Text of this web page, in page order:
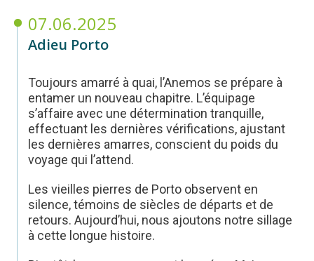
07.06.2025
Adieu Porto
Toujours amarré à quai, l’Anemos se prépare à
entamer un nouveau chapitre. L’équipage
s’affaire avec une détermination tranquille,
effectuant les dernières vérifications, ajustant
les dernières amarres, conscient du poids du
voyage qui l’attend.
Les vieilles pierres de Porto observent en
silence, témoins de siècles de départs et de
retours. Aujourd’hui, nous ajoutons notre sillage
à cette longue histoire.